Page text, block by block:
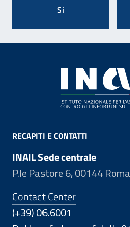
Si
RECAPITI E CONTATTI
INAIL Sede centrale
P.le Pastore 6, 00144
Contact Center
(+39) 06.6001